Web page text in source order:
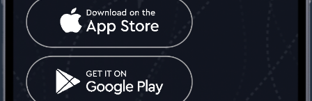
Часто задаваемые
вопросы
Контакт
Грузия: Тбилиси
Телефон: +442030340050
Социальные сети